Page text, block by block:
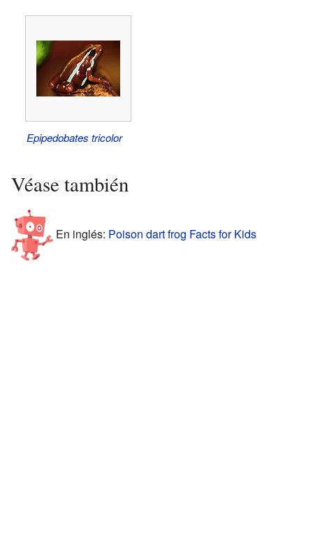
Epipedobates tricolor
Véase también
En inglés: Poison dart frog Facts for Kids